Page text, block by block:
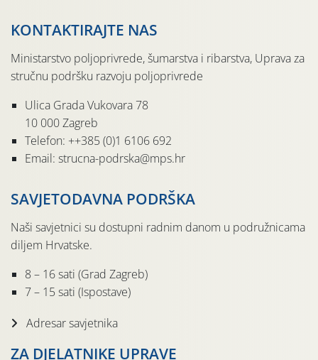
KONTAKTIRAJTE NAS
Ministarstvo poljoprivrede, šumarstva i ribarstva, Uprava za
stručnu podršku razvoju poljoprivrede
Ulica Grada Vukovara 78
10 000 Zagreb
Telefon: ++385 (0)1 6106 692
Email: strucna-podrska@mps.hr
SAVJETODAVNA PODRŠKA
Naši savjetnici su dostupni radnim danom u podružnicama
diljem Hrvatske.
8 – 16 sati (Grad Zagreb)
7 – 15 sati (Ispostave)
Adresar savjetnika
ZA DJELATNIKE UPRAVE